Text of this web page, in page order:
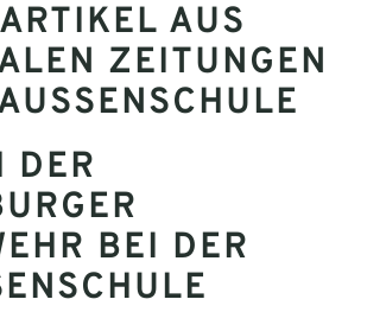
AUS
ZEITUNGEN
DER
BEI DER